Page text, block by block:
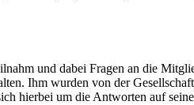
und dabei Fragen an die
Ihm wurden von der
hierbei um die Antworten auf